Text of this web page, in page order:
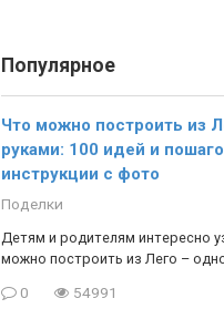
Популярное
Что можно построить из
руками: 100 идей и
инструкции с фото
Поделки
Детям и родителям интересно
можно построить из Лего –
0 54991